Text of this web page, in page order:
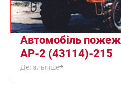
Автомобіль
AP-2 (43114)-215
Детальніше